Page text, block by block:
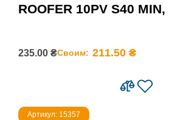
ROOFER 10PV S40
235.00 ₴Своим: 211.50 ₴
Артикул: 15357